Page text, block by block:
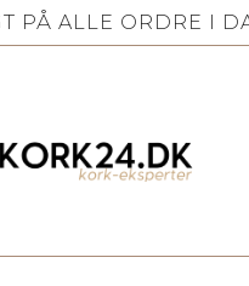
PÅ ALLE ORDRE I